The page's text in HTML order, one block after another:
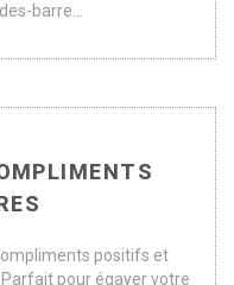
barre...
positifs et
pour égayer votre